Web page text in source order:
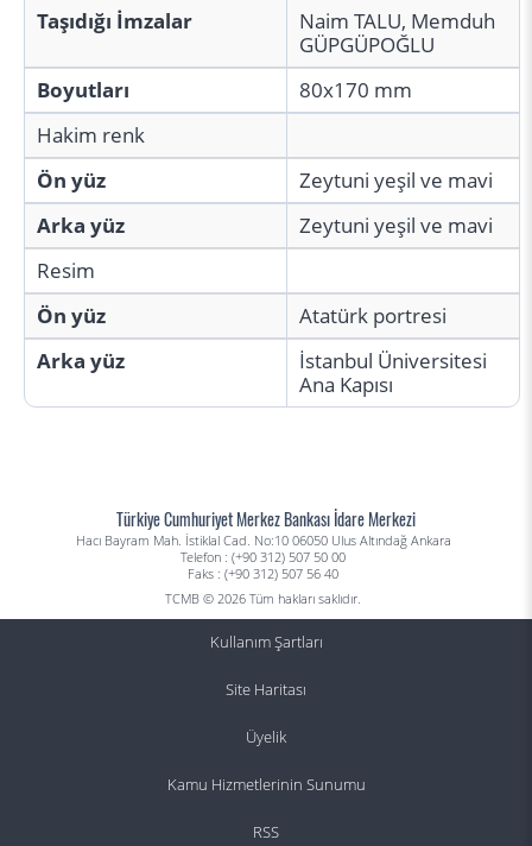
Taşıdığı İmzalar
Naim TALU, Memduh
GÜPGÜPOĞLU
Boyutları
80x170 mm
Hakim renk
Ön yüz
Zeytuni yeşil ve mavi
Arka yüz
Zeytuni yeşil ve mavi
Resim
Ön yüz
Atatürk portresi
Arka yüz
İstanbul Üniversitesi
Ana Kapısı
Türkiye Cumhuriyet Merkez Bankası İdare Merkezi
Hacı Bayram Mah. İstiklal Cad. No:10 06050 Ulus Altındağ Ankara
Telefon : (+90 312) 507 50 00
Faks : (+90 312) 507 56 40
TCMB © 2026 Tüm hakları saklıdır.
Kullanım Şartları
Site Haritası
Üyelik
Kamu Hizmetlerinin Sunumu
RSS